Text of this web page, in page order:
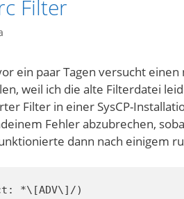
Filter
ein paar Tagen versucht
weil ich die alte Filterdatei
Filter in einer SysCP-
Fehler abzubrechen,
dann nach einigem
*\[ADV\]/)